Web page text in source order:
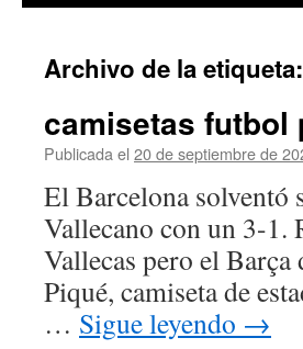
contenido
Archivo de la etiqueta:
camisetas futbol
Publicada el 20 de septiembre de
El Barcelona solventó
Vallecano con un 3-1.
Vallecas pero el
Piqué, camiseta de
… Sigue leyendo →